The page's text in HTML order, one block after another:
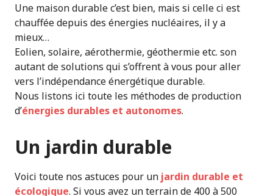
Une maison durable c’est bien, mais si celle ci est
chauffée depuis des énergies nucléaires, il y a
mieux…
Eolien, solaire, aérothermie, géothermie etc. son
autant de solutions qui s’offrent à vous pour aller
vers l’indépendance énergétique durable.
Nous listons ici toute les méthodes de production
d’énergies durables et autonomes.
Un jardin durable
Voici toute nos astuces pour un jardin durable et
écologique. Si vous avez un terrain de 400 à 500